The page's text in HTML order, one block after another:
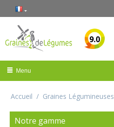
9.0
Menu
Accueil / Graines Légumineuses
Notre gamme